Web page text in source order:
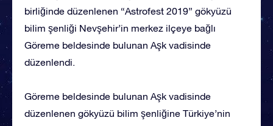
birliğinde düzenlenen “Astrofest 2019” gökyüzü
bilim şenliği Nevşehir’in merkez ilçeye bağlı
Göreme beldesinde bulunan Aşk vadisinde
düzenlendi.
Göreme beldesinde bulunan Aşk vadisinde
düzenlenen gökyüzü bilim şenliğine Türkiye’nin